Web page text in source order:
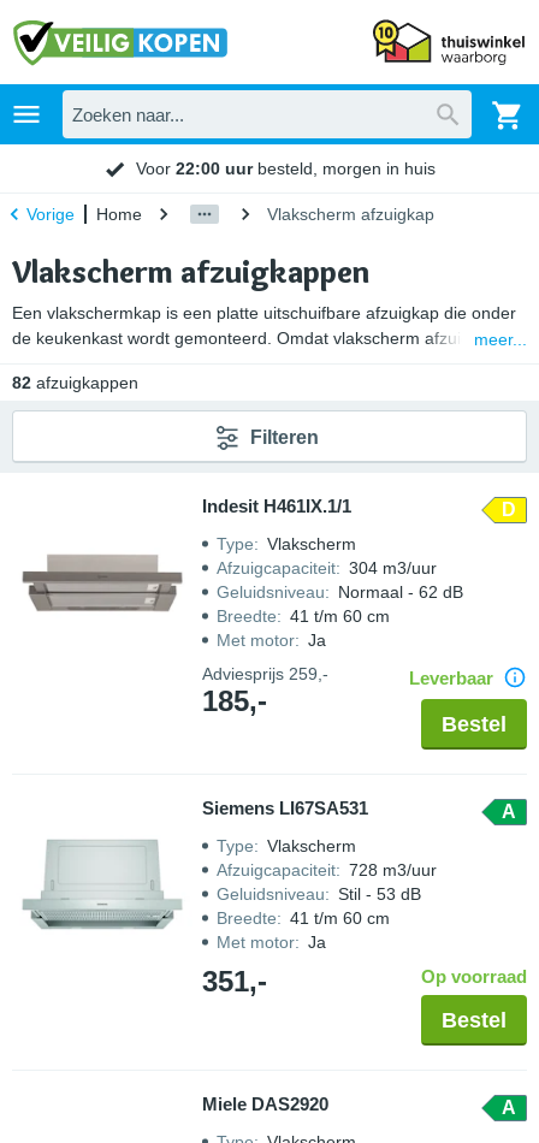
Voor 22:00 uurbesteld, morgen in huis
Vorige Home Vlakscherm afzuigkap
Vlakscherm afzuigkappen
Een vlakschermkap is een platte uitschuifbare afzuigkap die onder
de keukenkast wordt gemonteerd. Omdat vlakscherm afzuigkappen
vlakscherm uit. Hierna begint de afzuigkap automatisch met het
afzuigen van kookdampen, vet en etensluchtjes. Na het koken
schuif je het scherm weer terug waardoor het ventileren weer stopt.
Verder past een inbouw vlakscherm afzuigkap van 60 cm perfect
meer...
82 afzuigkappen
Filteren
Indesit H461IX.1/1 D
Type: Vlakscherm
Afzuigcapaciteit: 304 m3/uur
Geluidsniveau: Normaal - 62 dB
Breedte: 41 t/m 60 cm
Met motor: Ja
Adviesprijs 259,-
185,-
Leverbaar
Bestel
Siemens LI67SA531 A
Type: Vlakscherm
Afzuigcapaciteit: 728 m3/uur
Geluidsniveau: Stil - 53 dB
Breedte: 41 t/m 60 cm
Met motor: Ja
351,- Op voorraad
Bestel
Miele DAS2920 A